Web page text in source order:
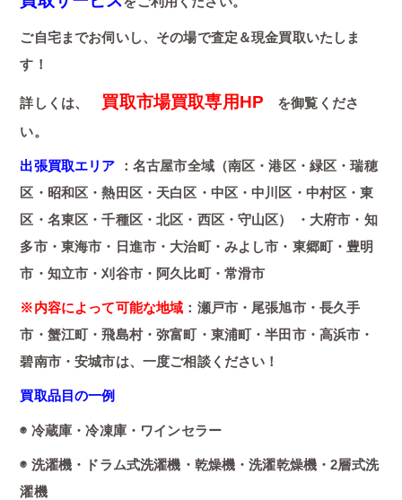
ご自宅までお伺いし、その場で査定＆現金買取いたしま
す！
詳しくは、 買取市場買取専用HP を御覧くださ
い。
出張買取エリア ：名古屋市全域（南区・港区・緑区・瑞穂
区・昭和区・熱田区・天白区・中区・中川区・中村区・東
区・名東区・千種区・北区・西区・守山区） ・大府市・知
多市・東海市・日進市・大治町・みよし市・東郷町・豊明
市・知立市・刈谷市・阿久比町・常滑市
※内容によって可能な地域 ：瀬戸市・尾張旭市・長久手
市・蟹江町・飛島村・弥富町・東浦町・半田市・高浜市・
碧南市・安城市は、一度ご相談ください！
買取品目の一例
◉ 冷蔵庫・冷凍庫・ワインセラー
◉ 洗濯機・ドラム式洗濯機・乾燥機・洗濯乾燥機・2層式洗
濯機